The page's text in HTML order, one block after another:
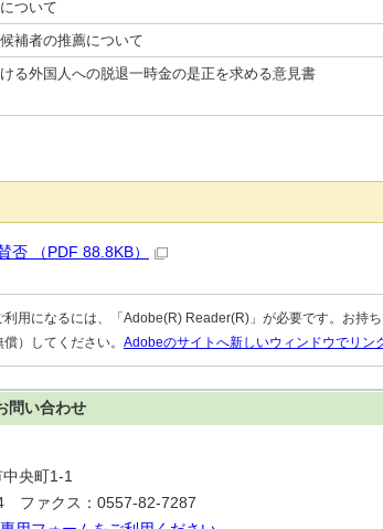
ついて
補者の推薦について
る外国人への脱退一時金の是正を求める意見書
否 （PDF 88.8KB）
利用になるには、「Adobe(R) Reader(R)」が必要です。お持
）してください。 Adobeのサイトへ新しいウィンドウでリン
問い合わせ
央町1-1
ファクス：0557-82-7287